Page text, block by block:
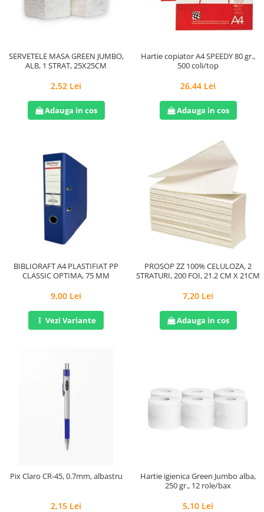
Lavete și bureți
Mopuri
Mănuși
Odorizante cameră/auto
Odorizante toaletă
Pahare și accesorii
Dispensere/dozatoare
Servețele umede
Plicuri
Tuș & more
SERVETELE MASA GREEN JUMBO,
ALB, 1 STRAT, 25X25CM
2,52 Lei
Adauga in cos
Hartie copiator A4 SPEEDY 80 gr.,
500 coli/top
26,44 Lei
Adauga in cos
BIBLIORAFT A4 PLASTIFIAT PP
CLASSIC OPTIMA, 75 MM
9,00 Lei
Vezi Variante
PROSOP ZZ 100% CELULOZA, 2
STRATURI, 200 FOI, 21.2 CM X 21CM
7,20 Lei
Adauga in cos
Pix Claro CR-45, 0.7mm, albastru
2,15 Lei
Hartie igienica Green Jumbo alba,
250 gr., 12 role/bax
5,10 Lei